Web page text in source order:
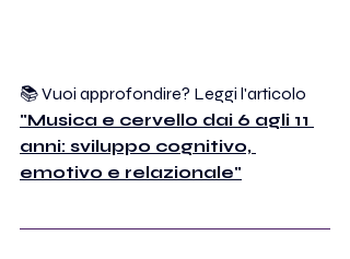
📚 Vuoi approfondire? Leggi l'articolo
"Musica e cervello dai 6 agli 11
anni: sviluppo cognitivo,
emotivo e relazionale"